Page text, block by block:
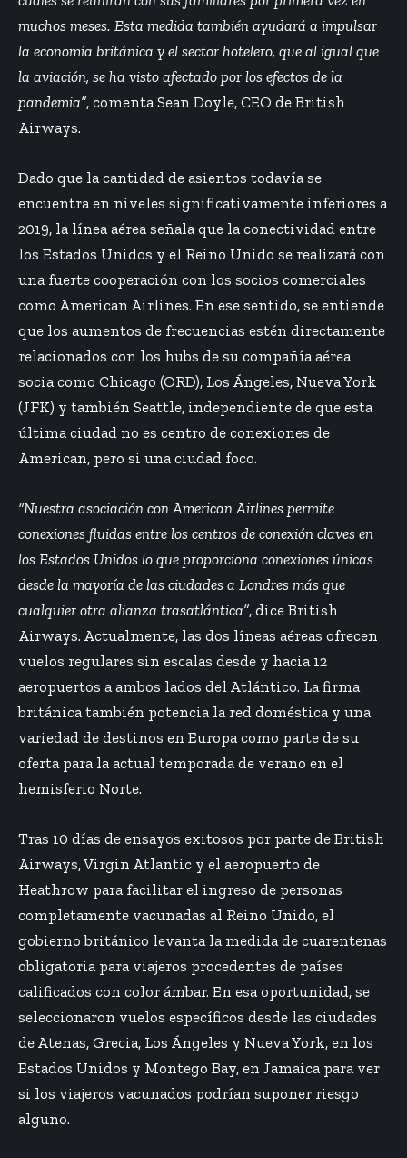
muchos meses. Esta medida también ayudará a impulsar
la economía británica y el sector hotelero, que al igual que
la aviación, se ha visto afectado por los efectos de la
pandemia”, comenta Sean Doyle, CEO de British
Airways.
Dado que la cantidad de asientos todavía se
encuentra en niveles significativamente inferiores a
2019, la línea aérea señala que la conectividad entre
los Estados Unidos y el Reino Unido se realizará con
una fuerte cooperación con los socios comerciales
como American Airlines. En ese sentido, se entiende
que los aumentos de frecuencias estén directamente
relacionados con los hubs de su compañía aérea
socia como Chicago (ORD), Los Ángeles, Nueva York
(JFK) y también Seattle, independiente de que esta
última ciudad no es centro de conexiones de
American, pero si una ciudad foco.
“Nuestra asociación con American Airlines permite
conexiones fluidas entre los centros de conexión claves en
los Estados Unidos lo que proporciona conexiones únicas
desde la mayoría de las ciudades a Londres más que
cualquier otra alianza trasatlántica”, dice British
Airways. Actualmente, las dos líneas aéreas ofrecen
vuelos regulares sin escalas desde y hacia 12
aeropuertos a ambos lados del Atlántico. La firma
británica también potencia la red doméstica y una
variedad de destinos en Europa como parte de su
oferta para la actual temporada de verano en el
hemisferio Norte.
Tras 10 días de ensayos exitosos por parte de British
Airways, Virgin Atlantic y el aeropuerto de
Heathrow para facilitar el ingreso de personas
completamente vacunadas al Reino Unido, el
gobierno británico levanta la medida de cuarentenas
obligatoria para viajeros procedentes de países
calificados con color ámbar. En esa oportunidad, se
seleccionaron vuelos específicos desde las ciudades
de Atenas, Grecia, Los Ángeles y Nueva York, en los
Estados Unidos y Montego Bay, en Jamaica para ver
si los viajeros vacunados podrían suponer riesgo
alguno.